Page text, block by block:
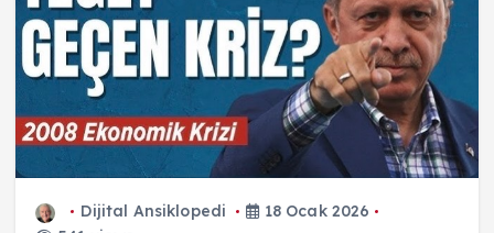
Dijital Ansiklopedi
18 Ocak 2026